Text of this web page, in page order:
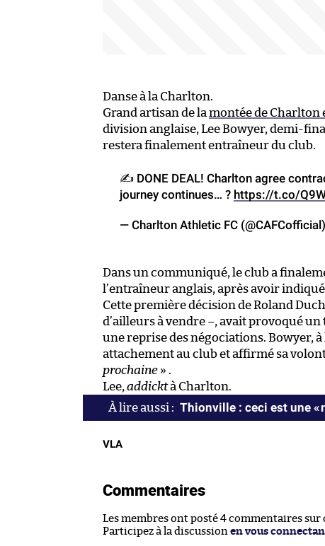
Danse à la Charlton.
Grand artisan de la montée de Charlton
division anglaise, Lee Bowyer, demi-
restera finalement entraîneur du club.
✍️ DONE DEAL! Charlton agree
journey continues… ? https://t.co/
— Charlton Athletic FC (@CAFCofficial)
Dans un communiqué, le club a
l’entraîneur anglais, après avoir
Cette première décision de Roland
d’ailleurs à vendre –, avait provoqué un
une reprise des négociations. Bowyer,
attachement au club et affirmé sa
prochaine » .
Lee, addicktà Charlton.
Thionville : ceci est une «
VLA
Commentaires
Les membres ont posté 4 commentaires sur
Participez à la discussion en vous